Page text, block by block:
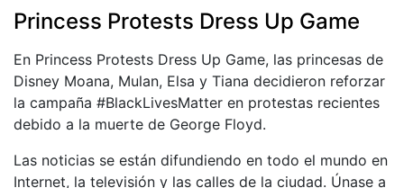
Princess Protests Dress Up Game
En Princess Protests Dress Up Game, las princesas de
Disney Moana, Mulan, Elsa y Tiana decidieron reforzar
la campaña #BlackLivesMatter en protestas recientes
debido a la muerte de George Floyd.
Las noticias se están difundiendo en todo el mundo en
Internet, la televisión y las calles de la ciudad. Únase a